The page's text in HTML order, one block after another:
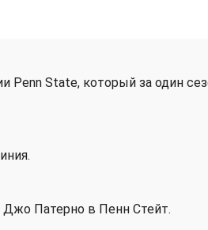
Penn State, который за один
Джо Патерно в Пенн Стейт.